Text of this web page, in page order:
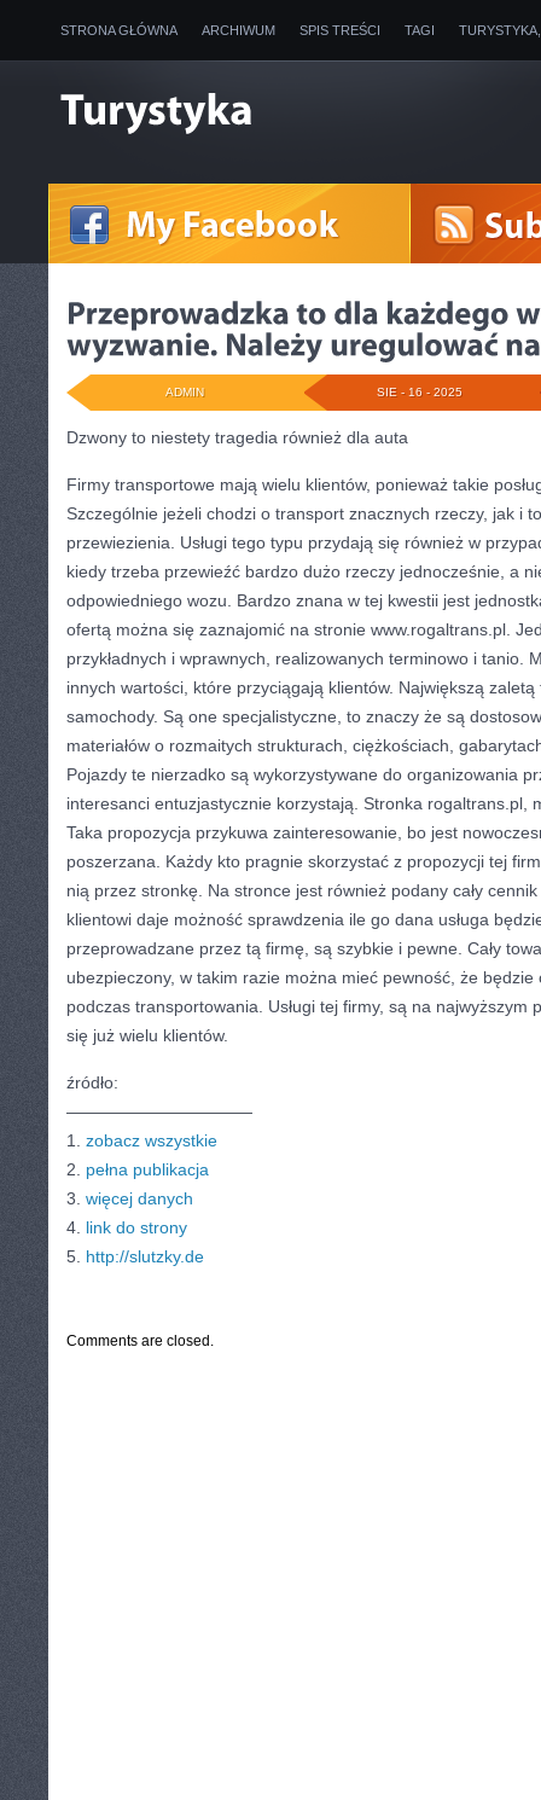
STRONA GŁÓWNA ARCHIWUM SPIS TREŚCI TAGI
SIE - 16 - 2025
ADMIN
Dzwony to niestety tragedia również dla auta
Firmy transportowe mają wielu klientów, ponieważ takie
Szczególnie jeżeli chodzi o transport znacznych rzeczy, jak i
przewiezienia. Usługi tego typu przydają się również w
kiedy trzeba przewieźć bardzo dużo rzeczy jednocześnie, a
odpowiedniego wozu. Bardzo znana w tej kwestii jest
ofertą można się zaznajomić na stronie www.rogaltrans.pl.
przykładnych i wprawnych, realizowanych terminowo i tanio.
innych wartości, które przyciągają klientów. Największą
samochody. Są one specjalistyczne, to znaczy że są
materiałów o rozmaitych strukturach, ciężkościach,
Pojazdy te nierzadko są wykorzystywane do organizowania
interesanci entuzjastycznie korzystają. Stronka rogaltrans.pl,
Taka propozycja przykuwa zainteresowanie, bo jest
poszerzana. Każdy kto pragnie skorzystać z propozycji tej
nią przez stronkę. Na stronce jest również podany cały
klientowi daje możność sprawdzenia ile go dana usługa
przeprowadzane przez tą firmę, są szybkie i pewne. Cały
ubezpieczony, w takim razie można mieć pewność, że
podczas transportowania. Usługi tej firmy, są na najwyższym
się już wielu klientów.
źródło:
———————————
1. zobacz wszystkie
2. pełna publikacja
3. więcej danych
4. link do strony
5. http://slutzky.de
Comments are closed.